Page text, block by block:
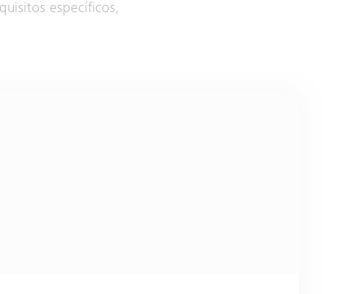
específicos,